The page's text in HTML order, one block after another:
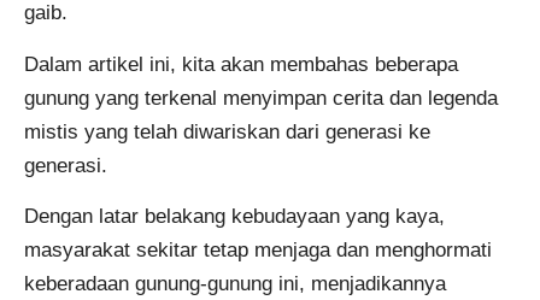
gaib.
Dalam artikel ini, kita akan membahas beberapa
gunung yang terkenal menyimpan cerita dan legenda
mistis yang telah diwariskan dari generasi ke
generasi.
Dengan latar belakang kebudayaan yang kaya,
masyarakat sekitar tetap menjaga dan menghormati
keberadaan gunung-gunung ini, menjadikannya